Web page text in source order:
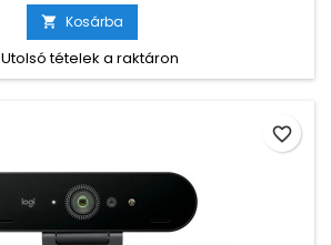
 Kosárba
Utolsó tételek a raktáron
favorite_border